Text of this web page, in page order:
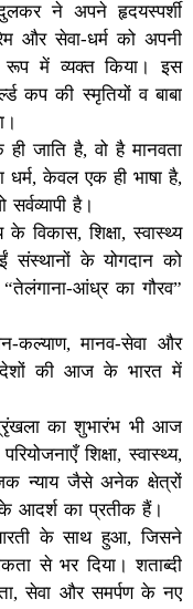
ने अपने हृदयस्पर्शी
और सेवा-धर्म को अपनी
रूप में व्यक्त किया। इस
कप की स्मृतियों व बाबा
जाति है, वो है मानवता
केवल एक ही भाषा है,
है।
विकास, शिक्षा, स्वास्थ्य
संस्थानों के योगदान को
आंध्र का गौरव”
कल्याण, मानव-सेवा और
की आज के भारत में
का शुभारंभ भी आज
शिक्षा, स्वास्थ्य,
न्याय जैसे अनेक क्षेत्रों
के आदर्श का प्रतीक हैं।
के साथ हुआ, जिसने
से भर दिया। शताब्दी
सेवा और समर्पण के नए